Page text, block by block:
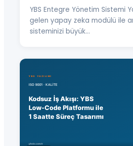
YBS Entegre Yönetim Sistemi
gelen yapay zeka modülü ile
sisteminizi büyük…